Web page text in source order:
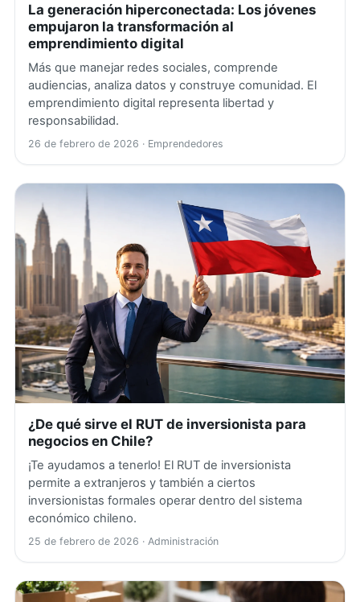
La generación hiperconectada: Los jóvenes
empujaron la transformación al
emprendimiento digital
Más que manejar redes sociales, comprende
audiencias, analiza datos y construye comunidad. El
emprendimiento digital representa libertad y
responsabilidad.
26 de febrero de 2026 · Emprendedores
¿De qué sirve el RUT de inversionista para
negocios en Chile?
¡Te ayudamos a tenerlo! El RUT de inversionista
permite a extranjeros y también a ciertos
inversionistas formales operar dentro del sistema
económico chileno.
25 de febrero de 2026 · Administración